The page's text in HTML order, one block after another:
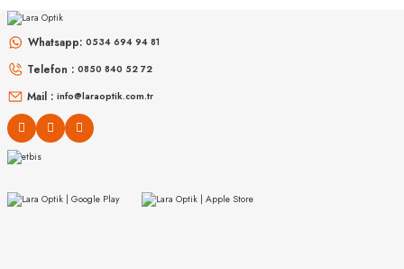
Whatsapp: 0534 694 94 81
Telefon : 0850 840 52 72
Mail : info@laraoptik.com.tr